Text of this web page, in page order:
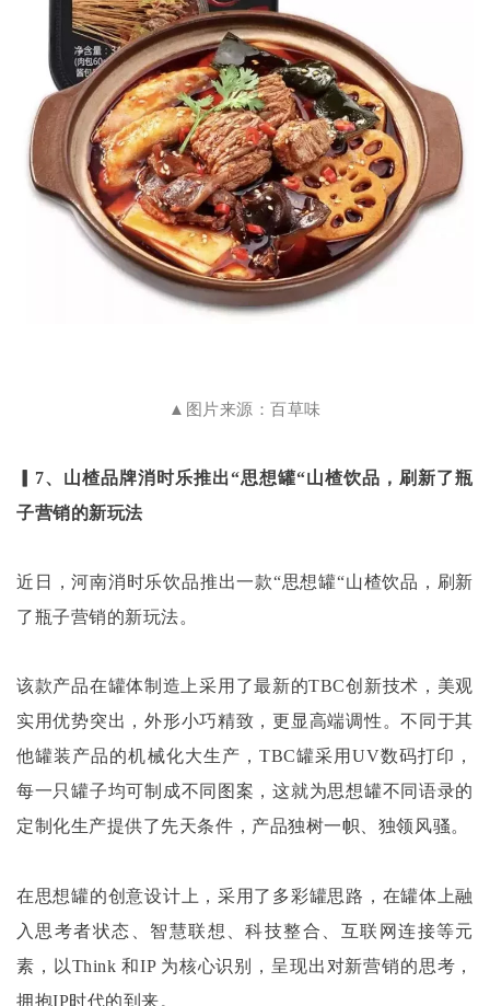
▲图片来源：百草味
▎7、山楂品牌消时乐推出“思想罐“山楂饮品，刷新了瓶
子营销的新玩法
近日，河南消时乐饮品推出一款“思想罐“山楂饮品，刷新
了瓶子营销的新玩法。
该款产品在罐体制造上采用了最新的TBC创新技术，美观
实用优势突出，外形小巧精致，更显高端调性。不同于其
他罐装产品的机械化大生产，TBC罐采用UV数码打印，
每一只罐子均可制成不同图案，这就为思想罐不同语录的
定制化生产提供了先天条件，产品独树一帜、独领风骚。
在思想罐的创意设计上，采用了多彩罐思路，在罐体上融
入思考者状态、智慧联想、科技整合、互联网连接等元
素，以Think 和IP 为核心识别，呈现出对新营销的思考，
拥抱IP时代的到来。